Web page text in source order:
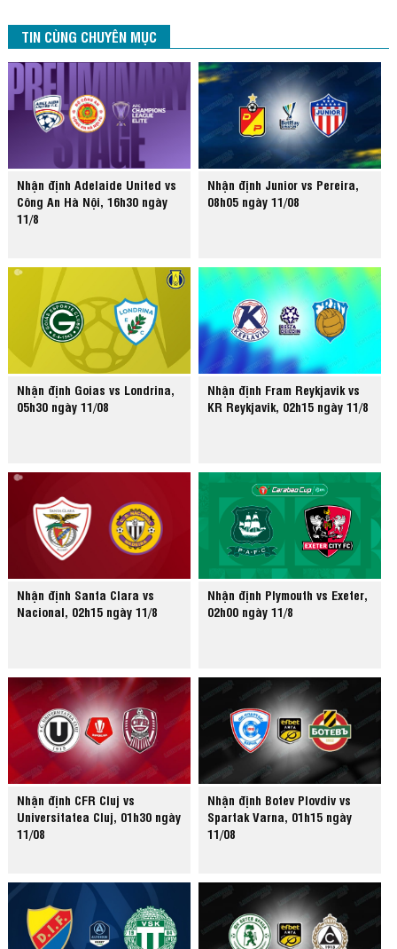
TIN CÙNG CHUYÊN MỤC
Nhận định Adelaide United vs
Công An Hà Nội, 16h30 ngày
11/8
Nhận định Junior vs Pereira,
08h05 ngày 11/08
Nhận định Goias vs Londrina,
05h30 ngày 11/08
Nhận định Fram Reykjavik vs
KR Reykjavik, 02h15 ngày 11/8
Nhận định Santa Clara vs
Nacional, 02h15 ngày 11/8
Nhận định Plymouth vs Exeter,
02h00 ngày 11/8
Nhận định CFR Cluj vs
Universitatea Cluj, 01h30 ngày
11/08
Nhận định Botev Plovdiv vs
Spartak Varna, 01h15 ngày
11/08